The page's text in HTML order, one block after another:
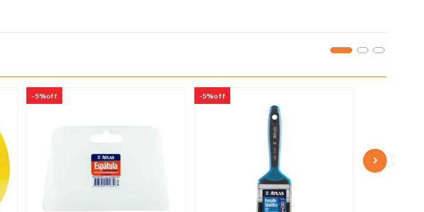
-5%off -5%off